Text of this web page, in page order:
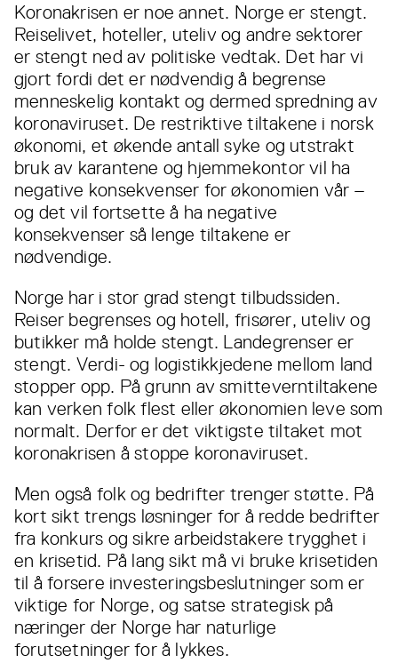
Koronakrisen er noe annet. Norge er stengt.
Reiselivet, hoteller, uteliv og andre sektorer
er stengt ned av politiske vedtak. Det har vi
gjort fordi det er nødvendig å begrense
menneskelig kontakt og dermed spredning av
koronaviruset. De restriktive tiltakene i norsk
økonomi, et økende antall syke og utstrakt
bruk av karantene og hjemmekontor vil ha
negative konsekvenser for økonomien vår –
og det vil fortsette å ha negative
konsekvenser så lenge tiltakene er
nødvendige.
Norge har i stor grad stengt tilbudssiden.
Reiser begrenses og hotell, frisører, uteliv og
butikker må holde stengt. Landegrenser er
stengt. Verdi- og logistikkjedene mellom land
stopper opp. På grunn av smitteverntiltakene
kan verken folk flest eller økonomien leve som
normalt. Derfor er det viktigste tiltaket mot
koronakrisen å stoppe koronaviruset.
Men også folk og bedrifter trenger støtte. På
kort sikt trengs løsninger for å redde bedrifter
fra konkurs og sikre arbeidstakere trygghet i
en krisetid. På lang sikt må vi bruke krisetiden
til å forsere investeringsbeslutninger som er
viktige for Norge, og satse strategisk på
næringer der Norge har naturlige
forutsetninger for å lykkes.